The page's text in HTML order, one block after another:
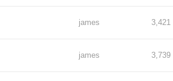
james 3,421
james 3,739